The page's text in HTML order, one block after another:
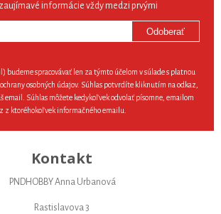
informácie vždy medzi prvými
Odoberať
budeme spracovávať len za týmto účelom v súlade s platnou
osobných údajov. Súhlas potvrdíte kliknutím na odkaz,
email. Súhlas môžete kedykoľvek odvolať písomne, emailom
z ktoréhokoľvek informačného emailu.
Kontakt
PNDHOBBY Anna Urbanová
Rastislavova 3